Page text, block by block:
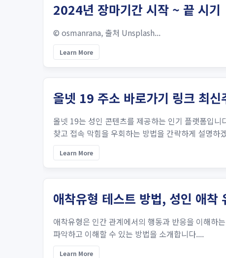
2024년 장마기간 시작 ~ 끝 시기
© osmanrana, 출처 Unsplash...
Learn More
올넷 19 주소 바로가기 링크 최
올넷 19는 성인 콘텐츠를 제공하는 인기 플랫폼입
찾고 접속 막힘을 우회하는 방법을 간략하게 설명하
Learn More
애착유형 테스트 방법, 성인 애착
애착유형은 인간 관계에서의 행동과 반응을 이해하
파악하고 이해할 수 있는 방법을 소개합니다....
Learn More